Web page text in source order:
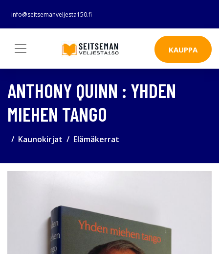
info@seitsemanveljesta150.fi
KAUPPA
ANTHONY QUINN : YHDEN
MIEHEN TANGO
Kaunokirjat Elämäkerrat